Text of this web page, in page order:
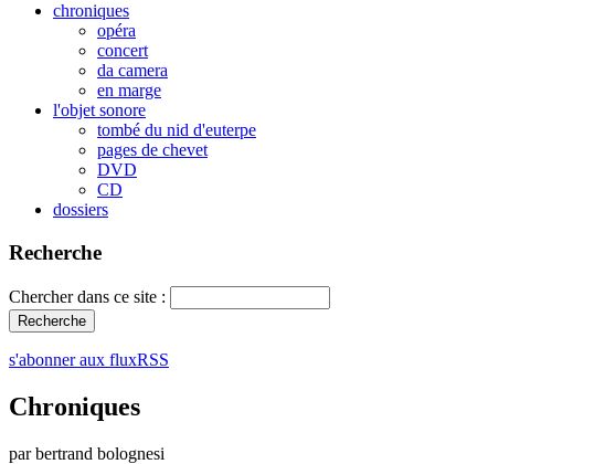
chroniques
opéra
concert
da camera
en marge
l'objet sonore
tombé du nid d'euterpe
pages de chevet
DVD
CD
dossiers
Recherche
Chercher dans ce site :
s'abonner aux fluxRSS
Chroniques
par bertrand bolognesi